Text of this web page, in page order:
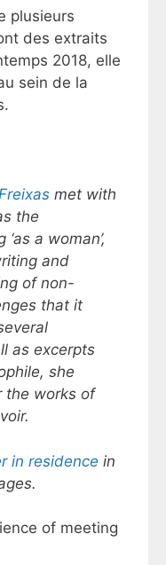
plusieurs
des extraits
2018, elle
sein de la
met with
the
a woman’,
and
of non-
that it
as excerpts
she
the works of
in residence in
of meeting